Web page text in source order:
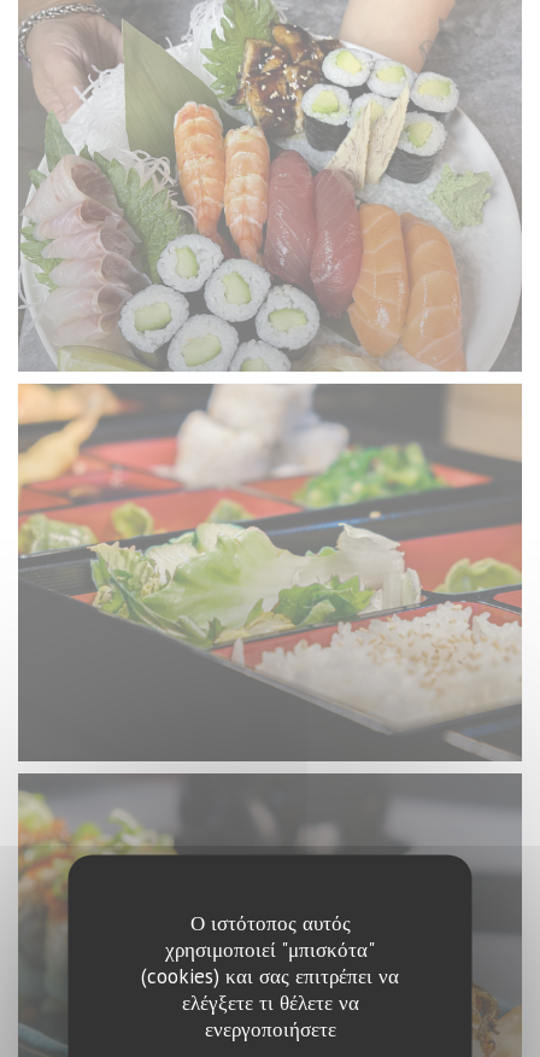
Ο ιστότοπος αυτός
χρησιμοποιεί "μπισκότα"
(cookies) και σας επιτρέπει να
ελέγξετε τι θέλετε να
ενεργοποιήσετε